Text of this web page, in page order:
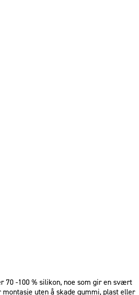
70 -100 % silikon, noe som gir en svært
uten å skade gummi, plast eller